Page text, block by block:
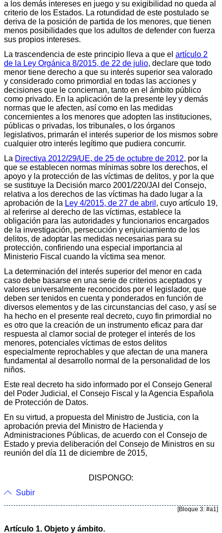
a los demás intereses en juego y su exigibilidad no queda al
criterio de los Estados. La rotundidad de este postulado se
deriva de la posición de partida de los menores, que tienen
menos posibilidades que los adultos de defender con fuerza
sus propios intereses.
La trascendencia de este principio lleva a que el artículo 2
de la Ley Orgánica 8/2015, de 22 de julio, declare que todo
menor tiene derecho a que su interés superior sea valorado
y considerado como primordial en todas las acciones y
decisiones que le conciernan, tanto en el ámbito público
como privado. En la aplicación de la presente ley y demás
normas que le afecten, así como en las medidas
concernientes a los menores que adopten las instituciones,
públicas o privadas, los tribunales, o los órganos
legislativos, primarán el interés superior de los mismos sobre
cualquier otro interés legítimo que pudiera concurrir.
La Directiva 2012/29/UE, de 25 de octubre de 2012, por la
que se establecen normas mínimas sobre los derechos, el
apoyo y la protección de las víctimas de delitos, y por la que
se sustituye la Decisión marco 2001/220/JAI del Consejo,
relativa a los derechos de las víctimas ha dado lugar a la
aprobación de la Ley 4/2015, de 27 de abril , cuyo artículo 19,
al referirse al derecho de las víctimas, establece la
obligación para las autoridades y funcionarios encargados
de la investigación, persecución y enjuiciamiento de los
delitos, de adoptar las medidas necesarias para su
protección, confiriendo una especial importancia al
Ministerio Fiscal cuando la víctima sea menor.
La determinación del interés superior del menor en cada
caso debe basarse en una serie de criterios aceptados y
valores universalmente reconocidos por el legislador, que
deben ser tenidos en cuenta y ponderados en función de
diversos elementos y de las circunstancias del caso, y así se
ha hecho en el presente real decreto, cuyo fin primordial no
es otro que la creación de un instrumento eficaz para dar
respuesta al clamor social de proteger el interés de los
menores, potenciales víctimas de estos delitos
especialmente reprochables y que afectan de una manera
fundamental al desarrollo normal de la personalidad de los
niños.
Este real decreto ha sido informado por el Consejo General
del Poder Judicial, el Consejo Fiscal y la Agencia Española
de Protección de Datos.
En su virtud, a propuesta del Ministro de Justicia, con la
aprobación previa del Ministro de Hacienda y
Administraciones Públicas, de acuerdo con el Consejo de
Estado y previa deliberación del Consejo de Ministros en su
reunión del día 11 de diciembre de 2015,
DISPONGO:
Subir
[Bloque 3: #a1]
Artículo 1. Objeto y ámbito.